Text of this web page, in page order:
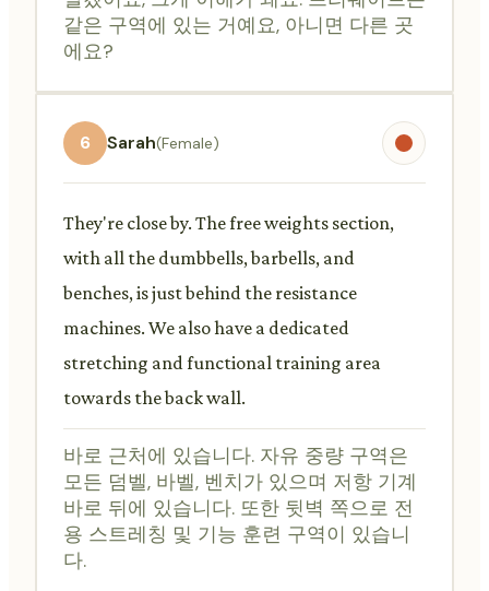
같은 구역에 있는 거예요, 아니면 다른 곳
에요?
6 Sarah(Female)
They're close by. The free weights section,
with all the dumbbells, barbells, and
benches, is just behind the resistance
machines. We also have a dedicated
stretching and functional training area
towards the back wall.
바로 근처에 있습니다. 자유 중량 구역은
모든 덤벨, 바벨, 벤치가 있으며 저항 기계
바로 뒤에 있습니다. 또한 뒷벽 쪽으로 전
용 스트레칭 및 기능 훈련 구역이 있습니
다.